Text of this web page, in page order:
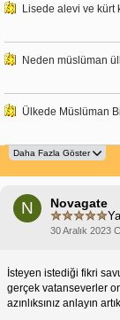
Lisede alevi ve kürt
Neden müslüman
Ülkede Müslüman
N Novagate
30 Aralık 2023
İsteyen istediği fikri
gerçek vatanseverler
azınlıksınız anlayın